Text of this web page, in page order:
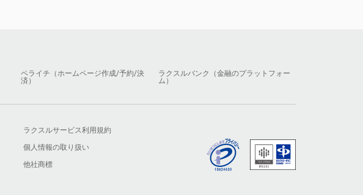
ペライチ（ホームページ作成/予約/決
済）
ラクスルバンク（金融のプラットフォー
ム）
ラクスルサービス利用規約
個人情報の取り扱い
他社商標